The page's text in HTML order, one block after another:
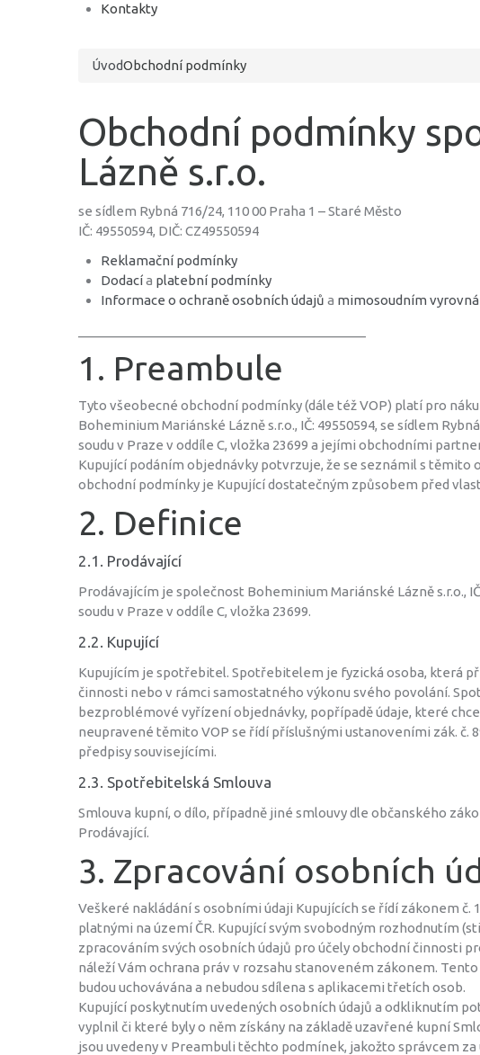
Kontakty
ÚvodObchodní podmínky
Obchodní podmínky
Lázně s.r.o.
se sídlem Rybná 716/24, 110 00 Praha 1 – Staré Město
IČ: 49550594, DIČ: CZ49550594
Reklamační podmínky
Dodacía platební podmínky
Informace o ochraně osobních údajů a mimosoudním
1. Preambule
Tyto všeobecné obchodní podmínky (dále též VOP) platí pro
Boheminium Mariánské Lázně s.r.o., IČ: 49550594, se sídlem
soudu v Praze v oddíle C, vložka 23699 a jejími obchodními
Kupující podáním objednávky potvrzuje, že se seznámil s
obchodní podmínky je Kupující dostatečným způsobem před
2. Definice
2.1. Prodávající
Prodávajícím je společnost Boheminium Mariánské Lázně s.r.o.,
soudu v Praze v oddíle C, vložka 23699.
2.2. Kupující
Kupujícím je spotřebitel. Spotřebitelem je fyzická osoba, která
činnosti nebo v rámci samostatného výkonu svého povolání.
bezproblémové vyřízení objednávky, popřípadě údaje, které
neupravené těmito VOP se řídí příslušnými ustanoveními zák. č.
předpisy souvisejícími.
2.3. Spotřebitelská Smlouva
Smlouva kupní, o dílo, případně jiné smlouvy dle občanského
Prodávající.
3. Zpracování osobních
Veškeré nakládání s osobními údaji Kupujících se řídí zákonem
platnými na území ČR. Kupující svým svobodným rozhodnutím
zpracováním svých osobních údajů pro účely obchodní činnosti
náleží Vám ochrana práv v rozsahu stanoveném zákonem.
budou uchovávána a nebudou sdílena s aplikacemi třetích osob.
Kupující poskytnutím uvedených osobních údajů a odkliknutím
vyplnil či které byly o něm získány na základě uzavřené kupní
jsou uvedeny v Preambuli těchto podmínek, jakožto správcem